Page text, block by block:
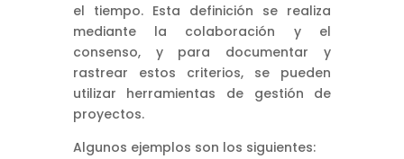
el tiempo. Esta definición se realiza
mediante la colaboración y el
consenso, y para documentar y
rastrear estos criterios, se pueden
utilizar herramientas de gestión de
proyectos.
Algunos ejemplos son los siguientes: